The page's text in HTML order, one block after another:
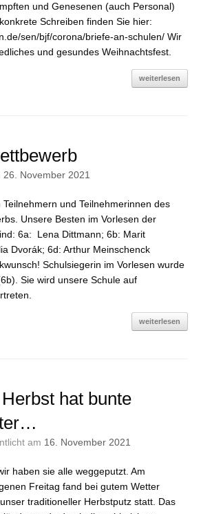
und Genesenen (auch Personal)
Schreiben finden Sie hier:
sen/bjf/corona/briefe-an-schulen/ Wir
und gesundes Weihnachtsfest.
weiterlesen
26. November 2021
und Teilnehmerinnen des
Unsere Besten im Vorlesen der
6a: Lena Dittmann; 6b: Marit
Dvorák; 6d: Arthur Meinschenck
Schulsiegerin im Vorlesen wurde
Sie wird unsere Schule auf
weiterlesen
hat bunte
am 16. November 2021
haben sie alle weggeputzt. Am
Freitag fand bei gutem Wetter
traditioneller Herbstputz statt. Das